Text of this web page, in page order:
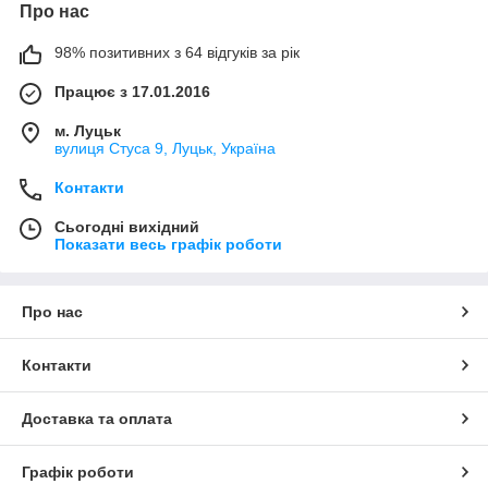
Про нас
98% позитивних з 64 відгуків за рік
Працює з 17.01.2016
м. Луцьк
вулиця Стуса 9, Луцьк, Україна
Контакти
Сьогодні вихідний
Показати весь графік роботи
Про нас
Контакти
Доставка та оплата
Графік роботи